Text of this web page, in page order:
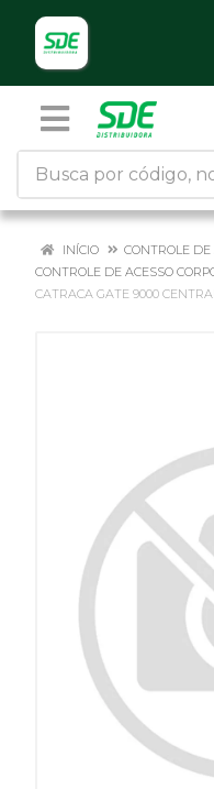
INÍCIO
CONTROLE DE
CONTROLE DE ACESSO
CATRACA GATE 9000